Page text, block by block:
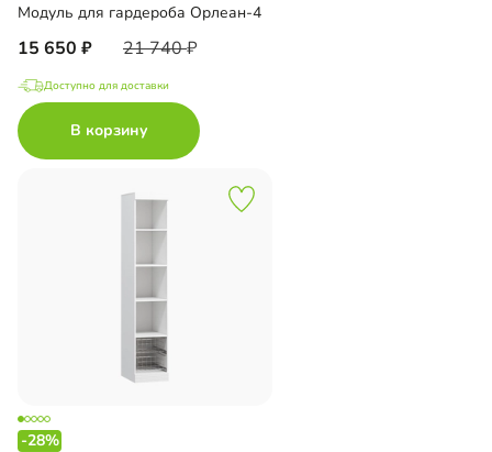
Модуль для гардероба Орлеан-4
15 650 21 740
Доступно для доставки
В корзину
-28%